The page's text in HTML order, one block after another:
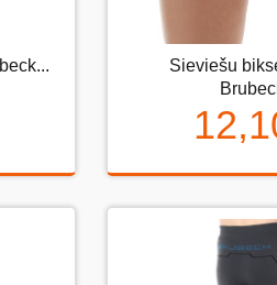
Sieviešu
Sieviešu bikses